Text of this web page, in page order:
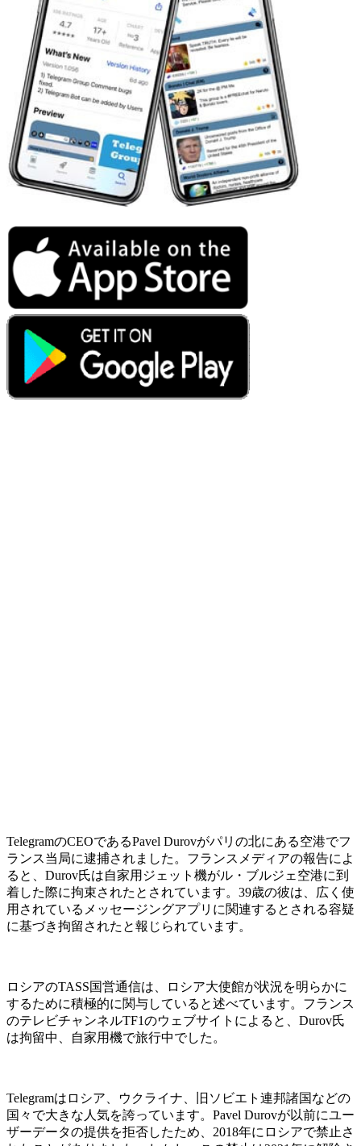
TelegramのCEOであるPavel Durovがパリの北にある空港でフ
ランス当局に逮捕されました。フランスメディアの報告によ
ると、Durov氏は自家用ジェット機がル・ブルジェ空港に到
着した際に拘束されたとされています。39歳の彼は、広く使
用されているメッセージングアプリに関連するとされる容疑
に基づき拘留されたと報じられています。
ロシアのTASS国営通信は、ロシア大使館が状況を明らかに
するために積極的に関与していると述べています。フランス
のテレビチャンネルTF1のウェブサイトによると、Durov氏
は拘留中、自家用機で旅行中でした。
Telegramはロシア、ウクライナ、旧ソビエト連邦諸国などの
国々で大きな人気を誇っています。Pavel Durovが以前にユー
ザーデータの提供を拒否したため、2018年にロシアで禁止さ